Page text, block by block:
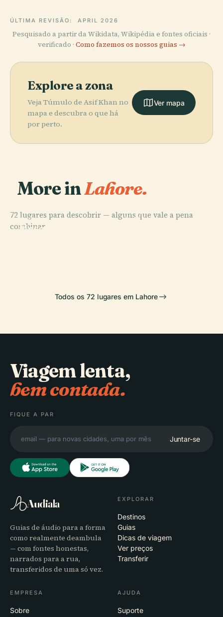
ÚLTIMA REVISÃO: APRIL 2026
Pesquisado a partir da Wikidata, Wikipédia e fontes oficiais ·
verificado · Como fazemos os nossos guias →
Explore a zona
Veja Túmulo de Asif Khan no
mapa e descubra o que há
por perto.
Ver mapa
More inLahore.
72 lugares para descobrir — alguns que vale a pena
combinar.
PLACE
Mesquita
PLACE
PLACE
PLACE
Todos os 72 lugares em Lahore
Viagem lenta,
bem contada.
FIQUE A PAR
Juntar-se
Audiala
Guias de áudio para a forma
como realmente deambula
— com fontes honestas,
narrados para a rua,
transferidos de uma só vez.
EXPLORAR
Destinos
Guias
Dicas de viagem
Ver preços
Transferir
EMPRESA
Sobre
AJUDA
Suporte